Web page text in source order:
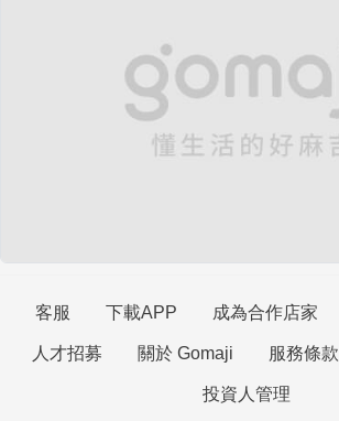
客服 下載APP 成為合作店家
人才招募 關於 Gomaji 服務條款
投資人管理